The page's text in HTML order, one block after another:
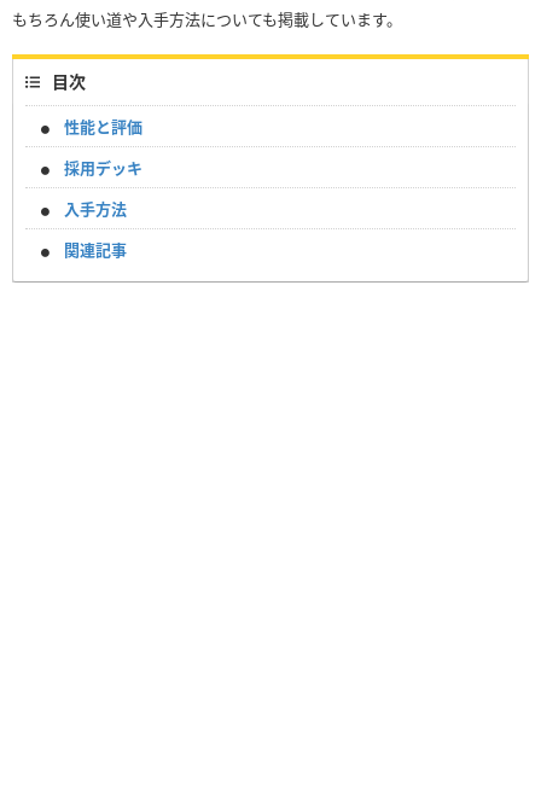
もちろん使い道や入手方法についても掲載しています。
目次
性能と評価
採用デッキ
入手方法
関連記事